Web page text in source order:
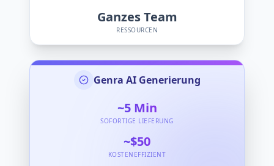
Ganzes Team
RESSOURCEN
Genra AI Generierung
~5 Min
SOFORTIGE LIEFERUNG
~$50
KOSTENEFFIZIENT